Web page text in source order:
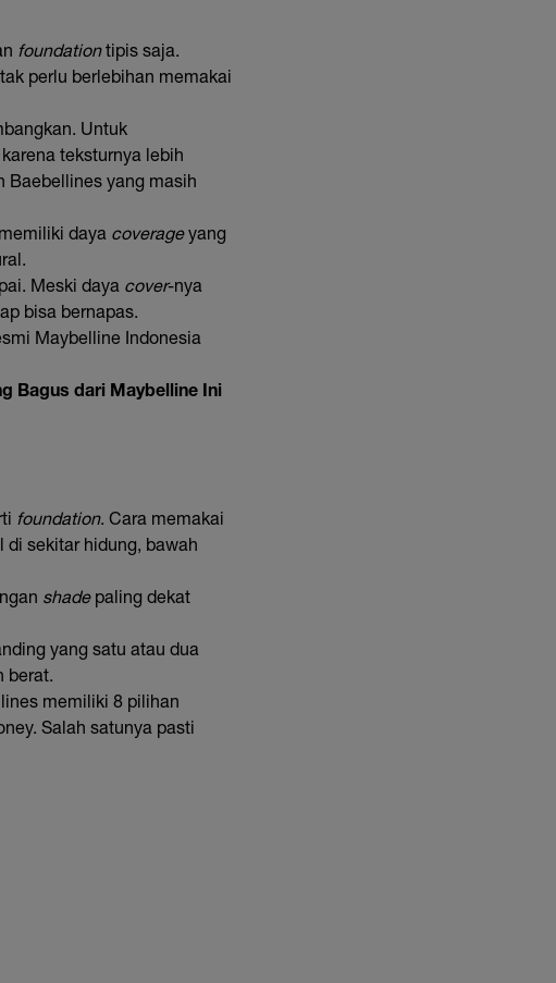
foundationtipis saja.
perlu berlebihan memakai
Untuk
teksturnya lebih
Baebellines yang masih
daya coverageyang
Meski daya cover-nya
bisa bernapas.
Maybelline Indonesia
Bagus dari Maybelline Ini
foundation. Cara memakai
sekitar hidung, bawah
shadepaling dekat
yang satu atau dua
berat.
memiliki 8 pilihan
Salah satunya pasti